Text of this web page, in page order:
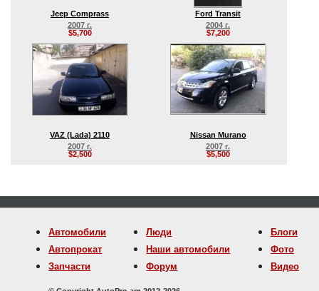
Jeep Comprass
2007 г.
$5,700
Ford Transit
2004 г.
$7,200
VAZ (Lada) 2110
2007 г.
$2,500
Nissan Murano
2007 г.
$5,500
Автомобили
Автопрокат
Запчасти
Люди
Наши автомобили
Форум
Блоги
Фото
Видео